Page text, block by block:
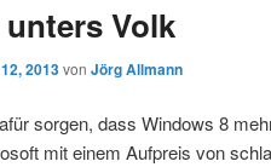
Volk
2013von Jörg Allmann
sorgen, dass Windows 8
mit einem Aufpreis von